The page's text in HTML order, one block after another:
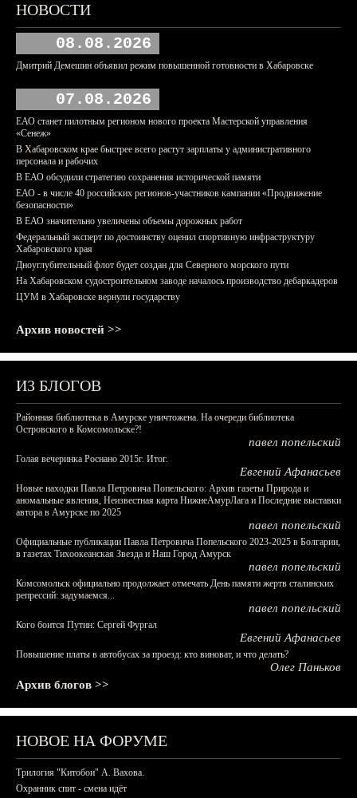
НОВОСТИ
08.08.2026
Дмитрий Демешин объявил режим повышенной готовности в Хабаровске
07.08.2026
ЕАО станет пилотным регионом нового проекта Мастерской управления
«Сенеж»
В Хабаровском крае быстрее всего растут зарплаты у административного
персонала и рабочих
В ЕАО обсудили стратегию сохранения исторической памяти
ЕАО - в числе 40 российских регионов-участников кампании «Продвижение
безопасности»
В ЕАО значительно увеличены объемы дорожных работ
Федеральный эксперт по достоинству оценил спортивную инфраструктуру
Хабаровского края
Дноуглубительный флот будет создан для Северного морского пути
На Хабаровском судостроительном заводе началось производство дебаркадеров
ЦУМ в Хабаровске вернули государству
Архив новостей >>
ИЗ БЛОГОВ
Районная библиотека в Амурске уничтожена. На очереди библиотека
Островского в Комсомольске?!
павел попельский
Голая вечеринка Роснано 2015г. Итог.
Евгений Афанасьев
Новые находки Павла Петровича Попельского: Архив газеты Природа и
аномальные явления, Неизвестная карта НижнеАмурЛага и Последние выставки
автора в Амурске по 2025
павел попельский
Официальные публикации Павла Петровича Попельского 2023-2025 в Болгарии,
в газетах Тихоокеанская Звезда и Наш Город Амурск
павел попельский
Комсомольск официально продолжает отмечать День памяти жертв сталинских
репрессий: задумаемся...
павел попельский
Кого боится Путин: Сергей Фургал
Евгений Афанасьев
Повышение платы в автобусах за проезд: кто виноват, и что делать?
Олег Паньков
Архив блогов >>
НОВОЕ НА ФОРУМЕ
Трилогия "Китобои" А. Вахова.
Охранник спит - смена идёт